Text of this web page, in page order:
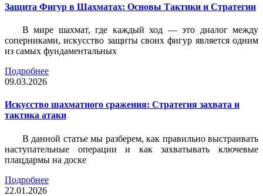
Защита Фигур в Шахматах: Основы Тактики и Стратегии
В мире шахмат, где каждый ход — это диалог между
соперниками, искусство защиты своих фигур является одним
из самых фундаментальных
Подробнее
09.03.2026
Искусство шахматного сражения: Стратегия захвата и
тактика атаки
В данной статье мы разберем, как правильно выстраивать
наступательные операции и как захватывать ключевые
плацдармы на доске
Подробнее
22.01.2026